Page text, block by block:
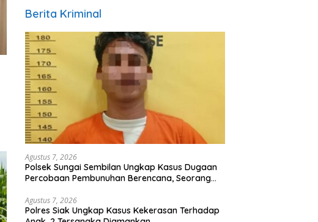
Berita Kriminal
Agustus 7, 2026
Polsek Sungai Sembilan Ungkap Kasus Dugaan
Percobaan Pembunuhan Berencana, Seorang
Agustus 7, 2026
Polres Siak Ungkap Kasus Kekerasan Terhadap